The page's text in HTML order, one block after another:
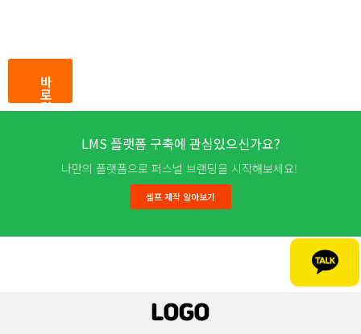
바
로
결
LMS 플랫폼 구축에 관심있으신가요?
나만의 플랫폼으로 퍼스널 브랜딩을 시작해보세요!
셀프 제작 알아보기